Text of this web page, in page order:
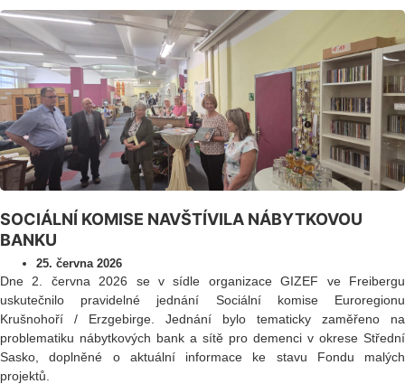
SOCIÁLNÍ KOMISE NAVŠTÍVILA NÁBYTKOVOU
BANKU
25. června 2026
Dne 2. června 2026 se v sídle organizace GIZEF ve Freibergu
uskutečnilo pravidelné jednání Sociální komise Euroregionu
Krušnohoří / Erzgebirge. Jednání bylo tematicky zaměřeno na
problematiku nábytkových bank a sítě pro demenci v okrese Střední
Sasko, doplněné o aktuální informace ke stavu Fondu malých
projektů.